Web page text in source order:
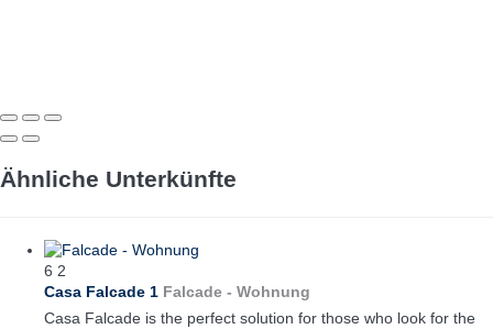
Ähnliche Unterkünfte
6 2
Casa Falcade 1 Falcade - Wohnung
Casa Falcade is the perfect solution for those who look for the